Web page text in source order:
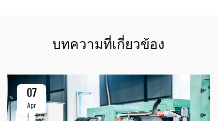
บทความที่เกี่ยวข้อง
07
Apr